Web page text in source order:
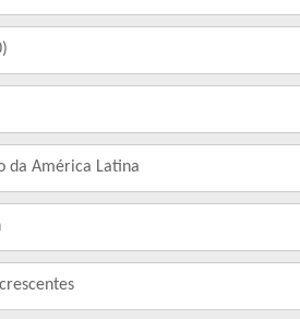
da América Latina